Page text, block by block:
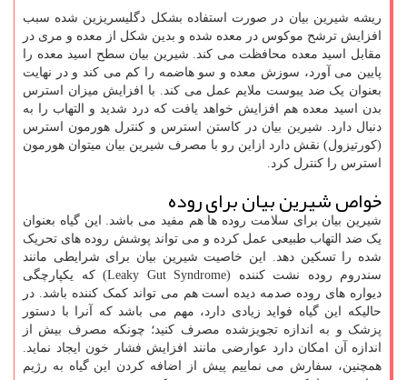
ریشه شیرین بیان در صورت استفاده بشکل دگلیسریزین شده سبب
افزایش ترشح موکوس در معده شده و بدین شکل از معده و مری در
مقابل اسید معده محافظت می کند. شیرین بیان سطح اسید معده را
پایین می آورد، سوزش معده و سو هاضمه را کم می کند و در نهایت
بعنوان یک ضد یبوست ملایم عمل می کند. با افزایش میزان استرس
بدن اسید معده هم افزایش خواهد یافت که درد شدید و التهاب را به
دنبال دارد. شیرین بیان در کاستن استرس و کنترل هورمون استرس
(کورتیزول) نقش دارد ازاین رو با مصرف شیرین بیان میتوان هورمون
استرس را کنترل کرد.
خواص شیرین بیان برای روده
شیرین بیان برای سلامت روده ها هم مفید می باشد. این گیاه بعنوان
یک ضد التهاب طبیعی عمل کرده و می تواند پوشش روده های تحریک
شده را تسکین دهد. این خاصیت شیرین بیان برای شرایطی مانند
سندروم روده نشت کننده (Leaky Gut Syndrome) که یکپارچگی
دیواره های روده صدمه دیده است هم می تواند کمک کننده باشد. در
حالیکه این گیاه فواید زیادی دارد، مهم می باشد که آنرا با دستور
پزشک و به اندازه تجویزشده مصرف کنید؛ چونکه مصرف بیش از
اندازه آن امکان دارد عوارضی مانند افزایش فشار خون ایجاد نماید.
همچنین، سفارش می نماییم پیش از اضافه کردن این گیاه به رژیم